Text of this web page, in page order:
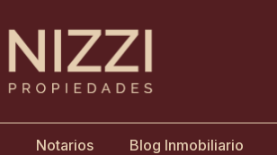
Notarios Blog Inmobiliario